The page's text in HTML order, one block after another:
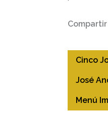
Compartir
Cinco
José
Menú